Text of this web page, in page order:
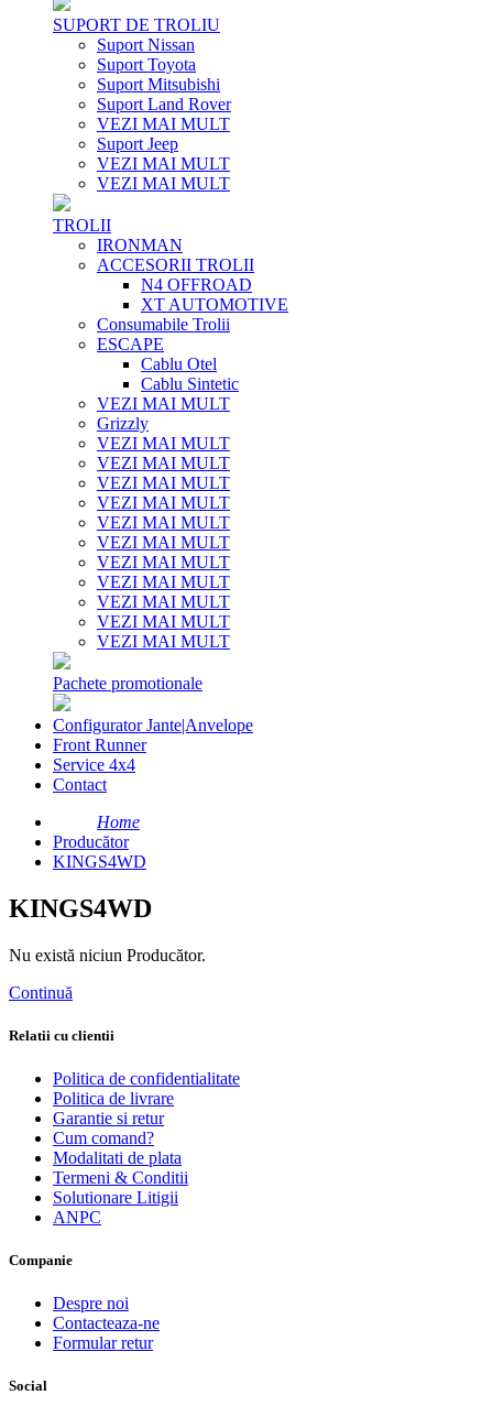
SUPORT DE TROLIU
Suport Nissan
Suport Toyota
Suport Mitsubishi
Suport Land Rover
VEZI MAI MULT
Suport Jeep
VEZI MAI MULT
VEZI MAI MULT
TROLII
IRONMAN
ACCESORII TROLII
N4 OFFROAD
XT AUTOMOTIVE
Consumabile Trolii
ESCAPE
Cablu Otel
Cablu Sintetic
VEZI MAI MULT
Grizzly
VEZI MAI MULT
VEZI MAI MULT
VEZI MAI MULT
VEZI MAI MULT
VEZI MAI MULT
VEZI MAI MULT
VEZI MAI MULT
VEZI MAI MULT
VEZI MAI MULT
VEZI MAI MULT
VEZI MAI MULT
Pachete promotionale
Configurator Jante|Anvelope
Front Runner
Service 4x4
Contact
Home
Producător
KINGS4WD
KINGS4WD
Nu există niciun Producător.
Continuă
Relatii cu clientii
Politica de confidentialitate
Politica de livrare
Garantie si retur
Cum comand?
Modalitati de plata
Termeni & Conditii
Solutionare Litigii
ANPC
Companie
Despre noi
Contacteaza-ne
Formular retur
Social